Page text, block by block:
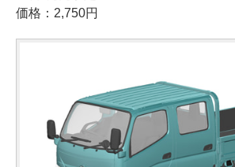
価格：2,750円